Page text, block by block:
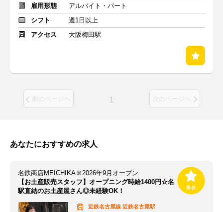
雇用形態
アルバイト・パート
シフト
週1日以上
アクセス
大阪梅田駅
前のページへ 1 次のページへ
あなたにおすすめの求人
名鉄商店MEICHIKA※2026年9月オープン
【お土産販売スタッフ】オープニング時給1400円☆名
駅直結のお土産屋さん◎未経験OK！
近鉄名古屋線 近鉄名古屋駅